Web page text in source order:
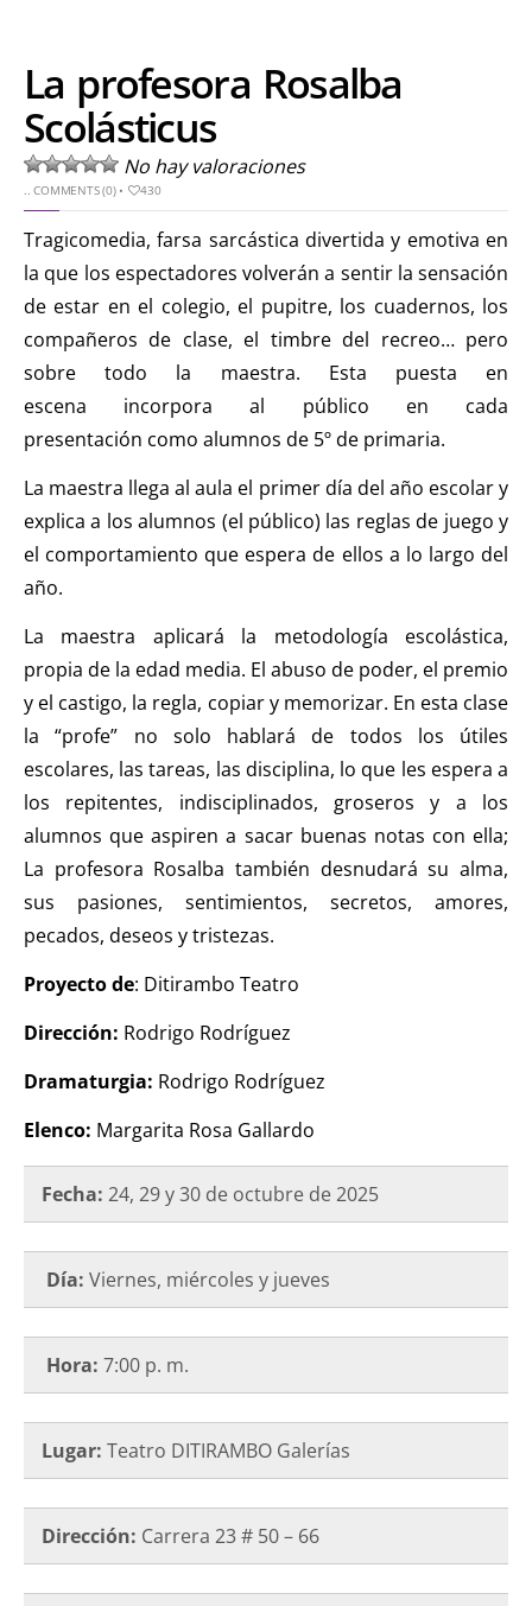
La profesora Rosalba
Scolásticus
No hay valoraciones
..COMMENTS (0)• 430
Tragicomedia, farsa sarcástica divertida y emotiva en
la que los espectadores volverán a sentir la sensación
de estar en el colegio, el pupitre, los cuadernos, los
compañeros de clase, el timbre del recreo… pero
sobre todo la maestra. Esta puesta en
escena incorpora al público en cada
presentación como alumnos de 5º de primaria.
La maestra llega al aula el primer día del año escolar y
explica a los alumnos (el público) las reglas de juego y
el comportamiento que espera de ellos a lo largo del
año.
La maestra aplicará la metodología escolástica,
propia de la edad media. El abuso de poder, el premio
y el castigo, la regla, copiar y memorizar. En esta clase
la “profe” no solo hablará de todos los útiles
escolares, las tareas, las disciplina, lo que les espera a
los repitentes, indisciplinados, groseros y a los
alumnos que aspiren a sacar buenas notas con ella;
La profesora Rosalba también desnudará su alma,
sus pasiones, sentimientos, secretos, amores,
pecados, deseos y tristezas.
Proyecto de: Ditirambo Teatro
Dirección: Rodrigo Rodríguez
Dramaturgia: Rodrigo Rodríguez
Elenco: Margarita Rosa Gallardo
Fecha: 24, 29 y 30 de octubre de 2025
Día: Viernes, miércoles y jueves
Hora: 7:00 p. m.
Lugar: Teatro DITIRAMBO Galerías
Dirección: Carrera 23 # 50 – 66